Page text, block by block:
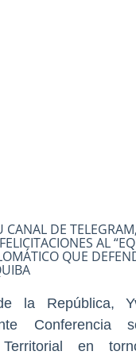
CANAL DE
AL
QUE
la República,
Conferencia
Territorial en